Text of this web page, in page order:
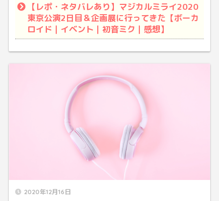
【レポ・ネタバレあり】マジカルミライ2020
東京公演2日目＆企画展に行ってきた【ボーカ
ロイド｜イベント｜初音ミク｜感想】
2020年12月16日